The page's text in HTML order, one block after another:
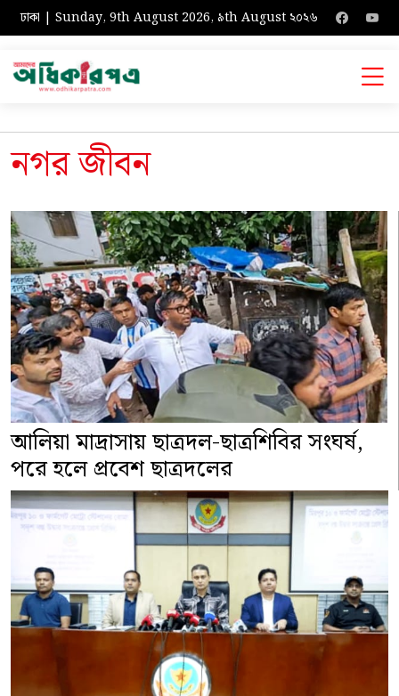
ঢাকা | Sunday, 9th August 2026, ৯th August ২০২৬
নগর জীবন
আলিয়া মাদ্রাসায় ছাত্রদল-ছাত্রশিবির সংঘর্ষ,
পরে হলে প্রবেশ ছাত্রদলের